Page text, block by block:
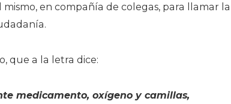
en compañía de colegas, para llamar la
que a la letra dice:
medicamento, oxígeno y camillas,